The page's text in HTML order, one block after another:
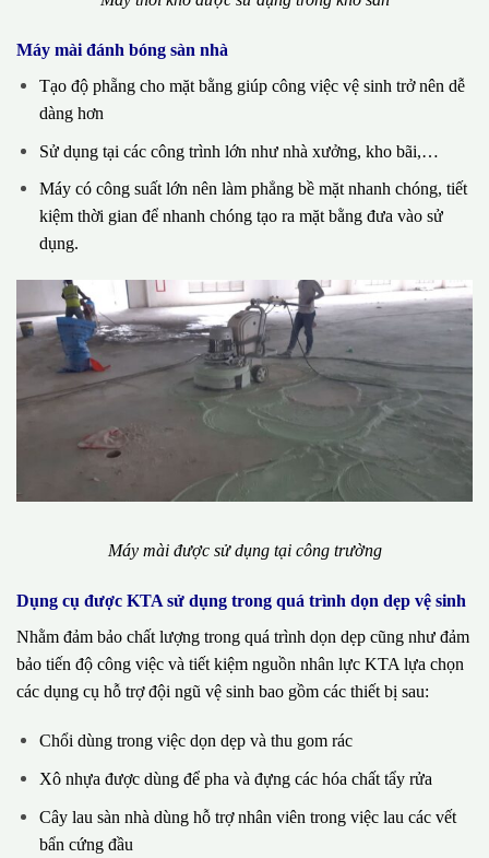
Máy mài đánh bóng sàn nhà
Tạo độ phẵng cho mặt bằng giúp công việc vệ sinh trở nên dễ
dàng hơn
Sử dụng tại các công trình lớn như nhà xưởng, kho bãi,…
Máy có công suất lớn nên làm phẳng bề mặt nhanh chóng, tiết
kiệm thời gian để nhanh chóng tạo ra mặt bằng đưa vào sử
dụng.
Máy mài được sử dụng tại công trường
Dụng cụ được KTA sử dụng trong quá trình dọn dẹp vệ sinh
Nhằm đảm bảo chất lượng trong quá trình dọn dẹp cũng như đảm
bảo tiến độ công việc và tiết kiệm nguồn nhân lực KTA lựa chọn
các dụng cụ hỗ trợ đội ngũ vệ sinh bao gồm các thiết bị sau:
Chổi dùng trong việc dọn dẹp và thu gom rác
Xô nhựa được dùng để pha và đựng các hóa chất tẩy rửa
Cây lau sàn nhà dùng hỗ trợ nhân viên trong việc lau các vết
bẩn cứng đầu